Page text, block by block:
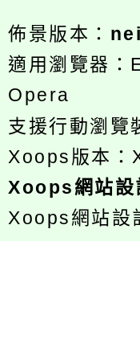
佈景版本：
適用瀏覽器
Opera
支援行動瀏覽
Xoops版本：
Xoops網站設
Xoops網站設